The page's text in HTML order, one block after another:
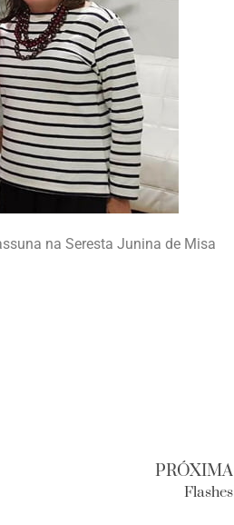
na Seresta Junina de Misa
PRÓXIMA
Flashes